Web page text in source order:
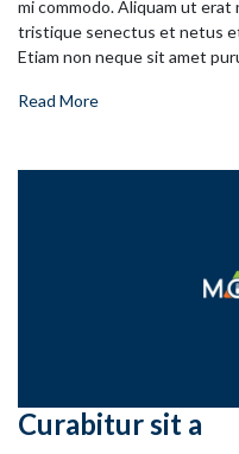
mi commodo. Aliquam ut
tristique senectus et netus
Etiam non neque sit amet
Read More
Curabitur sit a